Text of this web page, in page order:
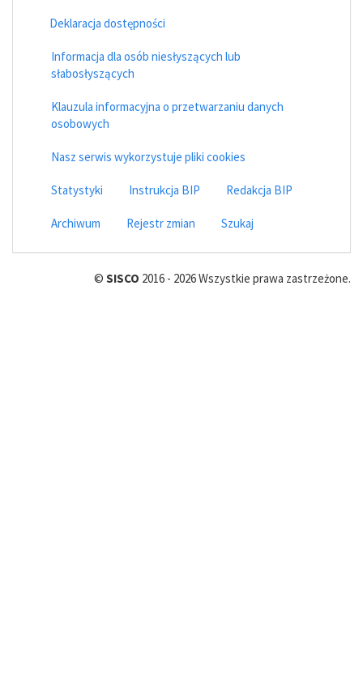
Deklaracja dostępności
Informacja dla osób niesłyszących lub
słabosłyszących
Klauzula informacyjna o przetwarzaniu danych
osobowych
Nasz serwis wykorzystuje pliki cookies
Statystyki Instrukcja BIP Redakcja BIP
Archiwum Rejestr zmian Szukaj
© SISCO 2016 - 2026 Wszystkie prawa zastrzeżone.